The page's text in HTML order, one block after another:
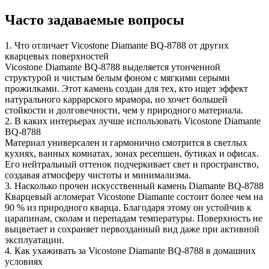
Часто задаваемые вопросы
1. Что отличает Vicostone Diamante BQ-8788 от других
кварцевых поверхностей
Vicostone Diamante BQ-8788 выделяется утонченной
структурой и чистым белым фоном с мягкими серыми
прожилками. Этот камень создан для тех, кто ищет эффект
натурального каррарского мрамора, но хочет большей
стойкости и долговечности, чем у природного материала.
2. В каких интерьерах лучше использовать Vicostone Diamante
BQ-8788
Материал универсален и гармонично смотрится в светлых
кухнях, ванных комнатах, зонах ресепшен, бутиках и офисах.
Его нейтральный оттенок подчеркивает свет и пространство,
создавая атмосферу чистоты и минимализма.
3. Насколько прочен искусственный камень Diamante BQ-8788
Кварцевый агломерат Vicostone Diamante состоит более чем на
90 % из природного кварца. Благодаря этому он устойчив к
царапинам, сколам и перепадам температуры. Поверхность не
выцветает и сохраняет первозданный вид даже при активной
эксплуатации.
4. Как ухаживать за Vicostone Diamante BQ-8788 в домашних
условиях